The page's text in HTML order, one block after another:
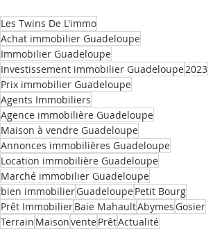
Les Twins De L'immo
Achat immobilier Guadeloupe
Immobilier Guadeloupe
Investissement immobilier Guadeloupe2023
Prix immobilier Guadeloupe
Agents Immobiliers
Agence immobilière Guadeloupe
Maison à vendre Guadeloupe
Annonces immobilières Guadeloupe
Location immobilière Guadeloupe
Marché immobilier Guadeloupe
bien immobilierGuadeloupePetit Bourg
Prêt ImmobilierBaie MahaultAbymes Gosier
Terrain MaisonventePrêtActualité